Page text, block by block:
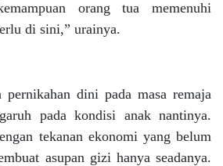
orang tua memenuhi
di sini,” urainya.
pernikahan dini pada masa remaja
pada kondisi anak nantinya.
tekanan ekonomi yang belum
asupan gizi hanya seadanya.